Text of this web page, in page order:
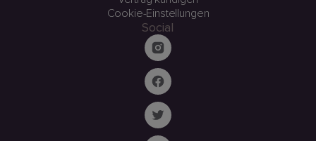
Cookie-Einstellungen
Social